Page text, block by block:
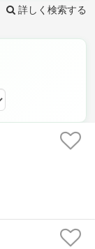
詳しく検索する